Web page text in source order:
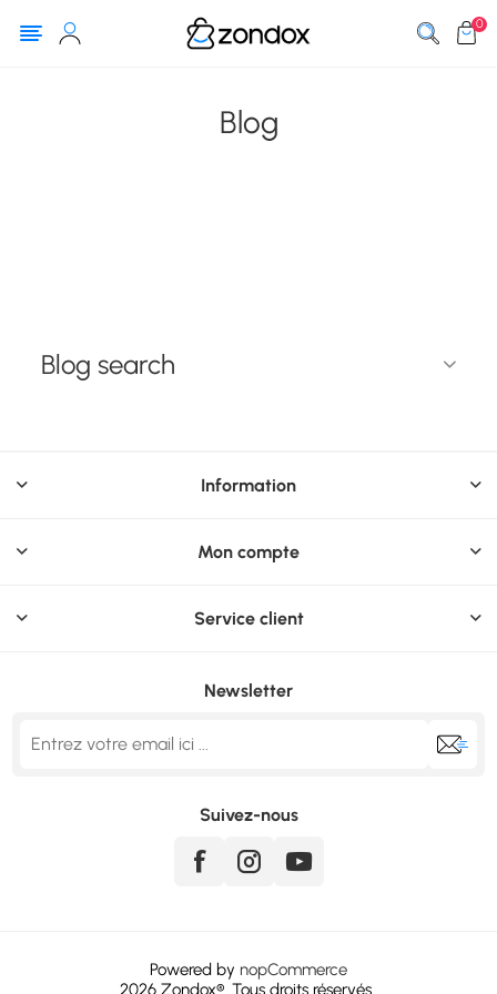
0
Blog search
Blog
Information
Mon compte
Service client
Newsletter
Suivez-nous
Powered by nopCommerce
2026 Zondox®. Tous droits réservés..